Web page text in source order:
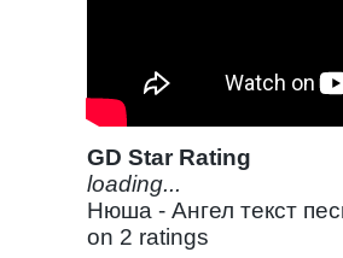
GD Star Rating
loading...
Нюша - Ангел текст
on 2 ratings